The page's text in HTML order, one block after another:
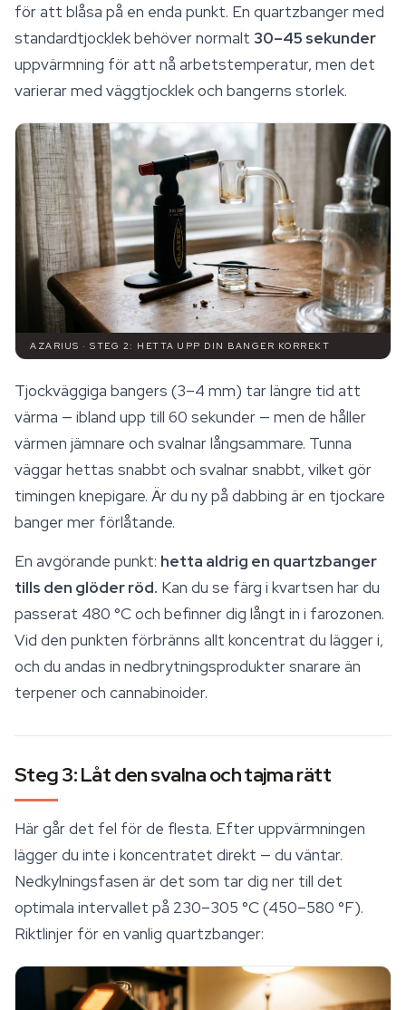
för att blåsa på en enda punkt. En quartzbanger med
standardtjocklek behöver normalt 30–45 sekunder
uppvärmning för att nå arbetstemperatur, men det
varierar med väggtjocklek och bangerns storlek.
AZARIUS · STEG 2: HETTA UPP DIN BANGER KORREKT
Tjockväggiga bangers (3–4 mm) tar längre tid att
värma — ibland upp till 60 sekunder — men de håller
värmen jämnare och svalnar långsammare. Tunna
väggar hettas snabbt och svalnar snabbt, vilket gör
timingen knepigare. Är du ny på dabbing är en tjockare
banger mer förlåtande.
En avgörande punkt: hetta aldrig en quartzbanger
tills den glöder röd. Kan du se färg i kvartsen har du
passerat 480 °C och befinner dig långt in i farozonen.
Vid den punkten förbränns allt koncentrat du lägger i,
och du andas in nedbrytningsprodukter snarare än
terpener och cannabinoider.
Steg 3: Låt den svalna och tajma rätt
Här går det fel för de flesta. Efter uppvärmningen
lägger du inte i koncentratet direkt — du väntar.
Nedkylningsfasen är det som tar dig ner till det
optimala intervallet på 230–305 °C (450–580 °F).
Riktlinjer för en vanlig quartzbanger: